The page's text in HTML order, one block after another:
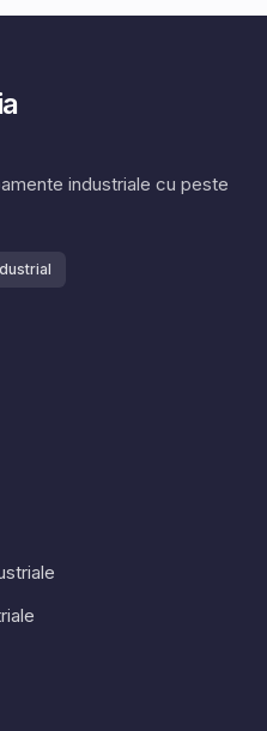
industriale cu peste